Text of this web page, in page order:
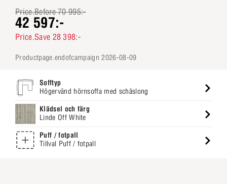
Price.Before 70 995:-
42 597:-
Price.Save 28 398:-
productpage.endofcampaign 2026-08-09
Sofftyp
Högervänd hörnsoffa med schäslong
Klädsel och färg
Linde Off White
Puff / fotpall
Tillval Puff / fotpall